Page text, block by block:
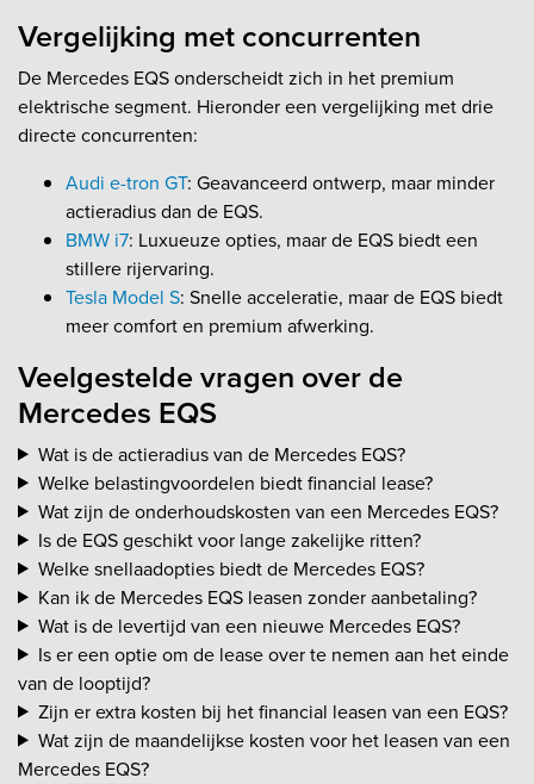
Vergelijking met concurrenten
De Mercedes EQS onderscheidt zich in het premium
elektrische segment. Hieronder een vergelijking met drie
directe concurrenten:
Audi e-tron GT: Geavanceerd ontwerp, maar minder
actieradius dan de EQS.
BMW i7: Luxueuze opties, maar de EQS biedt een
stillere rijervaring.
Tesla Model S: Snelle acceleratie, maar de EQS biedt
meer comfort en premium afwerking.
Veelgestelde vragen over de
Mercedes EQS
Wat is de actieradius van de Mercedes EQS?
Welke belastingvoordelen biedt financial lease?
Wat zijn de onderhoudskosten van een Mercedes EQS?
Is de EQS geschikt voor lange zakelijke ritten?
Welke snellaadopties biedt de Mercedes EQS?
Kan ik de Mercedes EQS leasen zonder aanbetaling?
Wat is de levertijd van een nieuwe Mercedes EQS?
Is er een optie om de lease over te nemen aan het einde
van de looptijd?
Zijn er extra kosten bij het financial leasen van een EQS?
Wat zijn de maandelijkse kosten voor het leasen van een
Mercedes EQS?